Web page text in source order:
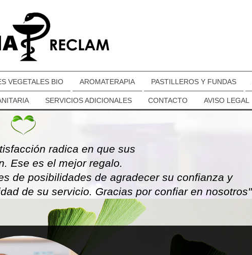
VEGETALES BIO AROMATERAPIA PASTILLEROS Y FUNDAS
SERVICIOS ADICIONALES CONTACTO AVISO LEGAL
radica en que sus
Ese es el mejor regalo.
de posibilidades de agradecer su confianza y
de su servicio. Gracias por confiar en nosotros"